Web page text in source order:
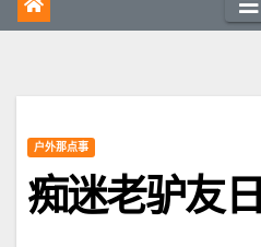
户外那点事
痴迷老驴友